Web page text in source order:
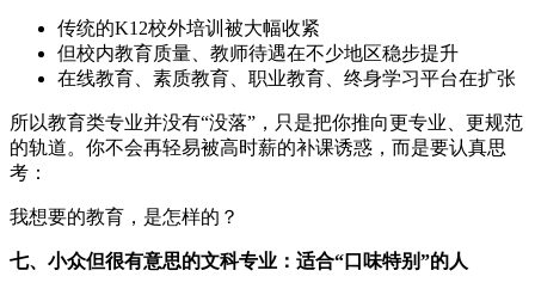
传统的K12校外培训被大幅收紧
但校内教育质量、教师待遇在不少地区稳步提升
在线教育、素质教育、职业教育、终身学习平台在扩张
所以教育类专业并没有“没落”，只是把你推向更专业、更规范
的轨道。你不会再轻易被高时薪的补课诱惑，而是要认真思
考：
我想要的教育，是怎样的？
七、小众但很有意思的文科专业：适合“口味特别”的人